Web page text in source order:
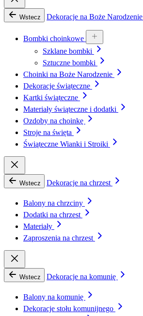
Wstecz Dekoracje na Boże Narodzenie
Bombki choinkowe
Szklane bombki
Sztuczne bombki
Choinki na Boże Narodzenie
Dekoracje świąteczne
Kartki świąteczne
Materiały świąteczne i dodatki
Ozdoby na choinkę
Stroje na święta
Świąteczne Wianki i Stroiki
Wstecz Dekoracje na chrzest
Balony na chrzciny
Dodatki na chrzest
Materiały
Zaproszenia na chrzest
Wstecz Dekoracje na komunię
Balony na komunię
Dekoracje stołu komunijnego